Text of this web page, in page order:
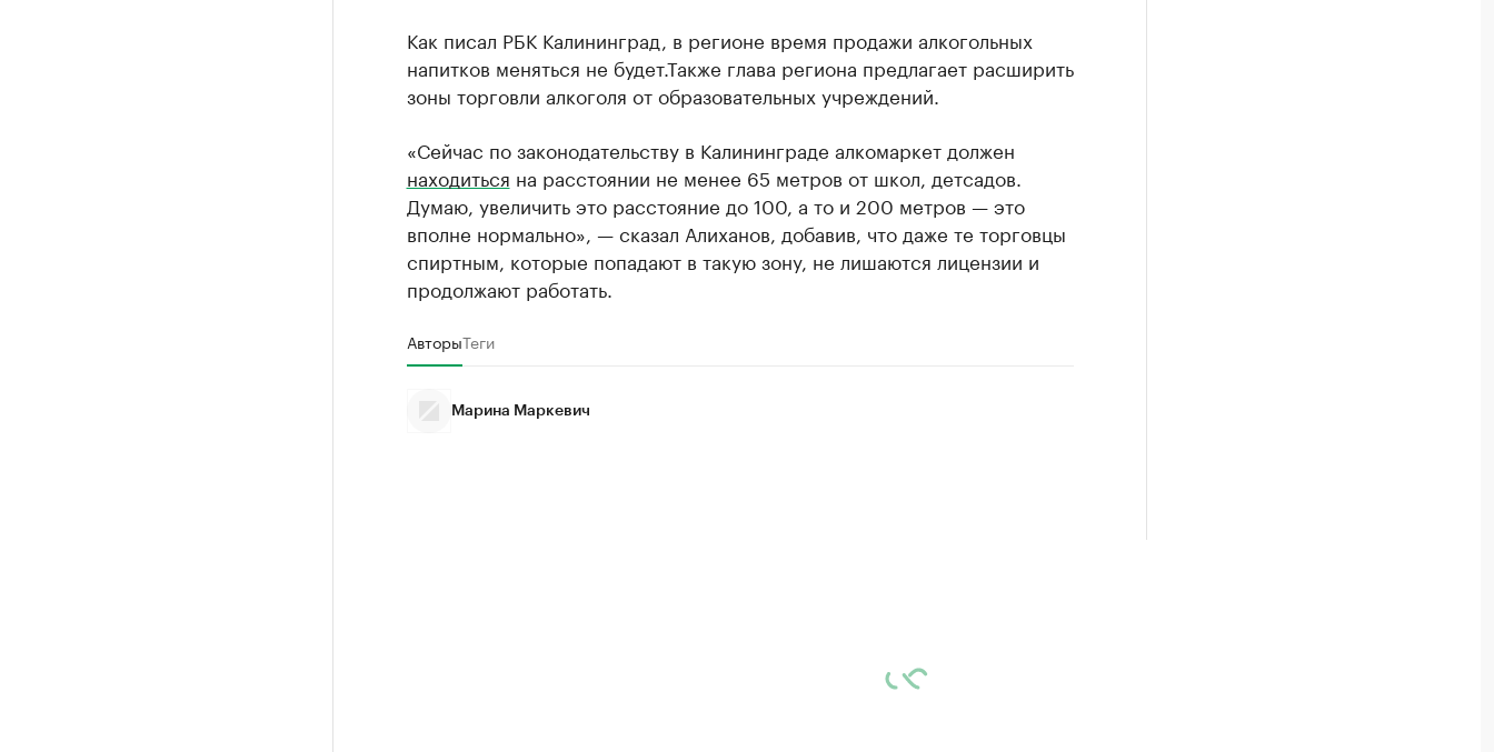
Как писал РБК Калининград, в регионе время продажи алкогольных
напитков меняться не будет.Также глава региона предлагает расширить
зоны торговли алкоголя от образовательных учреждений.
«Сейчас по законодательству в Калининграде алкомаркет должен
находиться на расстоянии не менее 65 метров от школ, детсадов.
Думаю, увеличить это расстояние до 100, а то и 200 метров — это
вполне нормально», — сказал Алиханов, добавив, что даже те торговцы
спиртным, которые попадают в такую зону, не лишаются лицензии и
продолжают работать.
АвторыТеги
Марина Маркевич